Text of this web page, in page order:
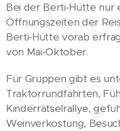
Bei der Berti-Hütte nur
Öffnungszeiten der
Berti-Hütte vorab
von Mai-Oktober.
Für Gruppen gibt es
Traktorrundfahrten,
Kinderrätselrallye,
Weinverkostung,